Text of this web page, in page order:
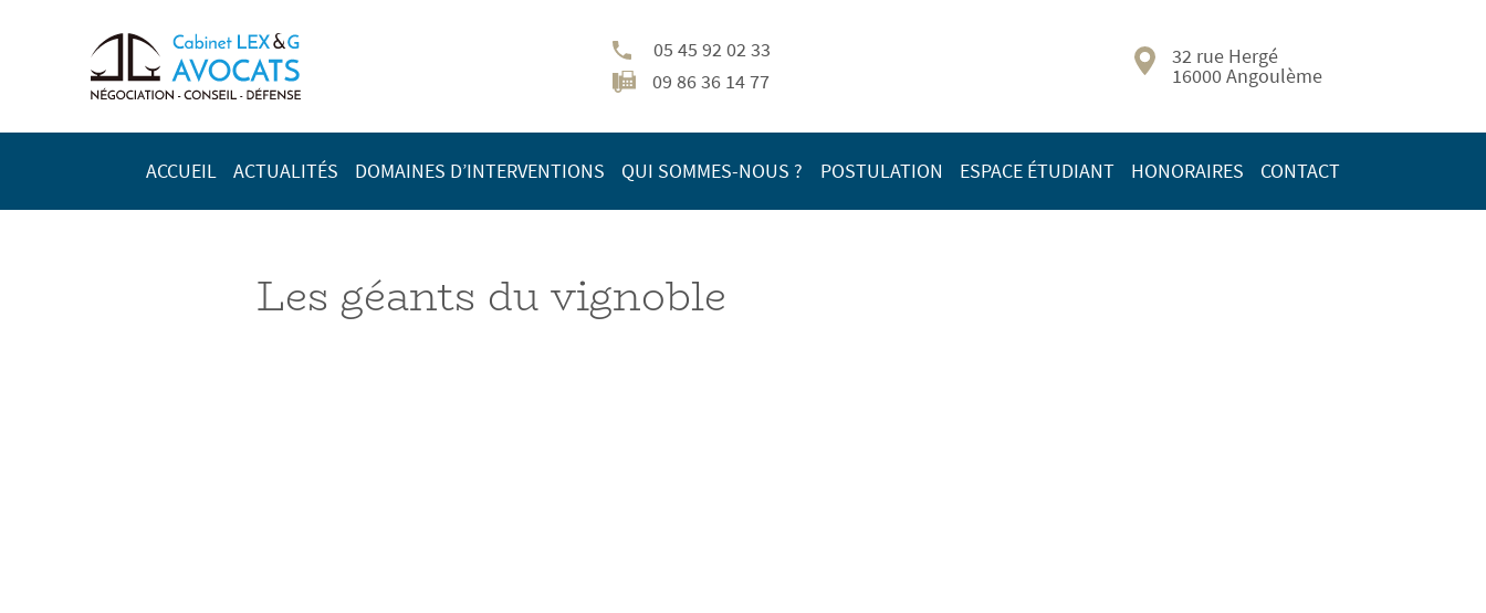
05 45 92 02 33
09 86 36 14 77
32 rue Hergé
16000 Angoulème
ACCUEIL ACTUALITÉS DOMAINES D’INTERVENTIONS QUI SOMMES-NOUS ? POSTULATION ESPACE ÉTUDIANT HONORAIRES CONTACT
Les géants du vignoble